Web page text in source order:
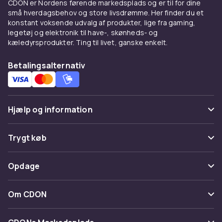
usynlig, lugtfri gas. Se ogsåbrandalarmog
brandslukkerefor helhedsorienteret
brandsikkerhed. Trygge køb fra CDON.
CDON er Nordens førende markedsplads og er til for dine
små hverdagsbehov og store livsdrømme. Her finder du et
konstant voksende udvalg af produkter, lige fra gaming,
legetøj og elektronik til have-, skønheds- og
kæledyrsprodukter. Ting til livet, ganske enkelt.
Betalingsalternativ
Hjælp og information
Ofte stillede spørgsmål
Spor pakke
Fortryd & returner her
Kontakt os
Trygt køb
Betaling
Levering
Opdage
Kategorier
Maerke
Om CDON
Om os